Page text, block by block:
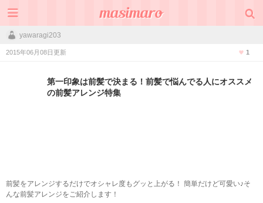
yawaragi203
2015年06月08日更新 1
第一印象は前髪で決まる！前髪で悩んでる人にオススメ
の前髪アレンジ特集
前髪をアレンジするだけでオシャレ度もグッと上がる！ 簡単だけど可愛い♪そ
んな前髪アレンジをご紹介します！